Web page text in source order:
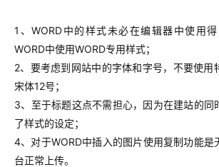
1、WORD中的样式未必在编辑器中使用
WORD中使用WORD专用样式；
2、要考虑到网站中的字体和字号，不要使用
宋体12号；
3、至于标题这点不需担心，因为在建站的同
了样式的设定；
4、对于WORD中插入的图片使用复制功能是
台正常上传。